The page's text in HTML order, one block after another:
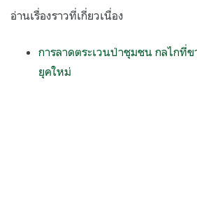
อ่านเรื่องราวที่เกี่ยวเนื่อง
การลาดตระเวนป่าชุมชน กลไกที่
ยุคใหม่